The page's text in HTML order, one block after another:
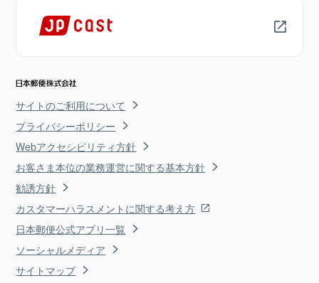
サイトのご利用について
プライバシーポリシー
Webアクセシビリティ方針
お客さま本位の業務運営に関する基本方針
勧誘方針
カスタマーハラスメントに関する考え方
日本郵便公式アプリ一覧
ソーシャルメディア
サイトマップ